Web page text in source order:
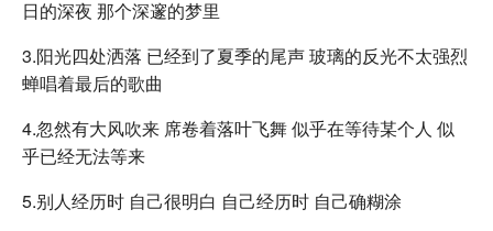
日的深夜 那个深邃的梦里
3.阳光四处洒落 已经到了夏季的尾声 玻璃的反光不太强烈
蝉唱着最后的歌曲
4.忽然有大风吹来 席卷着落叶飞舞 似乎在等待某个人 似
乎已经无法等来
5.别人经历时 自己很明白 自己经历时 自己确糊涂